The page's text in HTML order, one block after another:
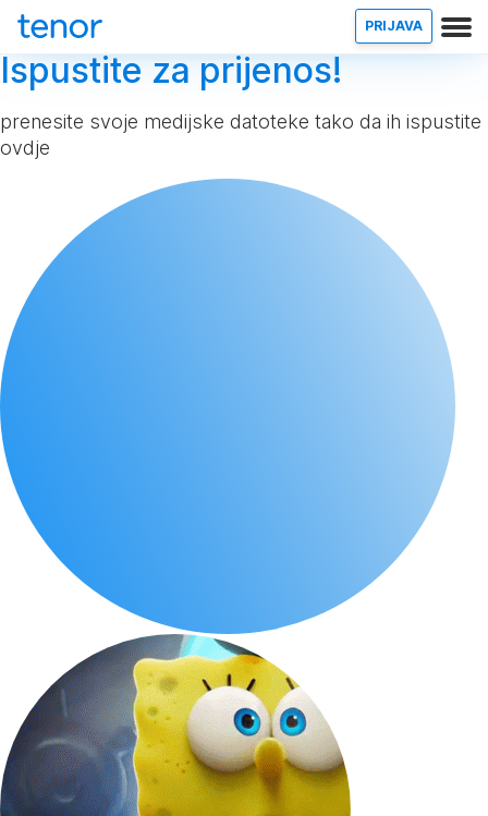
PRIJAVA
Ispustite za prijenos!
prenesite svoje medijske datoteke tako da ih ispustite
ovdje